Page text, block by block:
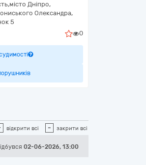
місто Дніпро,
Олександра,
5
0
відкрити всі - закрити всі
02-06-2026, 13:00